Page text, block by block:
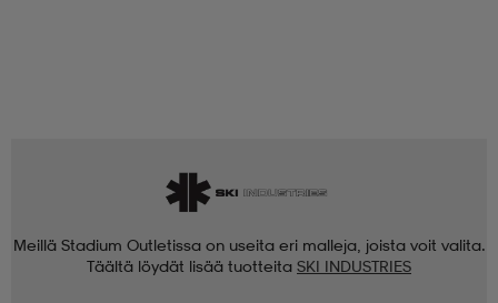
Meillä Stadium Outletissa on useita eri malleja, joista voit valita.
Täältä löydät lisää tuotteita SKI INDUSTRIES